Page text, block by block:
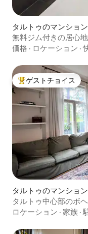
タルトゥのマンショ
無料ジム付きの居心
価格 · ロケーション ·
大好評のゲストチョ
ゲストチョイス
タルトゥのマンショ
タルトゥ中心部のボ
パート
ロケーション · 家族 ·